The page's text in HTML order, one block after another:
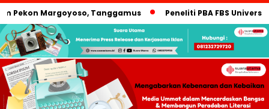
Margoyoso, Tanggamus Peneliti PBA FBS Universitas